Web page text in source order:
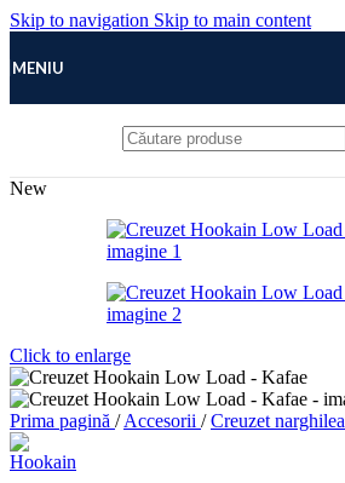
Skip to navigation Skip to main content
MENIU
New
Click to enlarge
Prima pagină / Accesorii / Creuzet narghilea